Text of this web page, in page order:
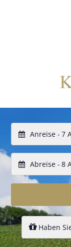
Anreise -
Abreise -
Haben